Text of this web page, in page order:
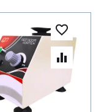
lista de
Comparar